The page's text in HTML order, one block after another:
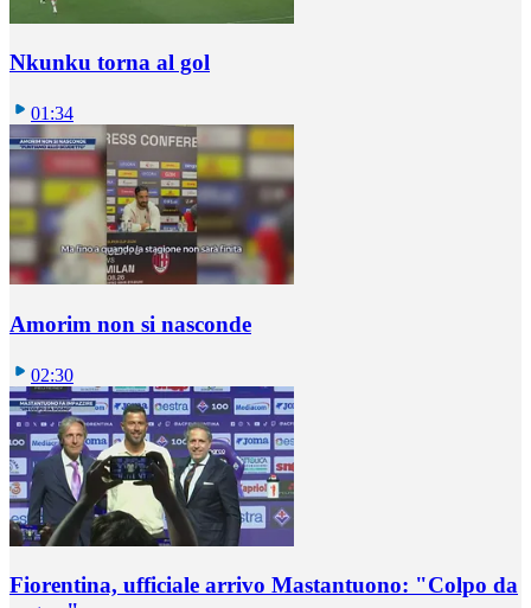
Nkunku torna al gol
01:34
Amorim non si nasconde
02:30
Fiorentina, ufficiale arrivo Mastantuono: "Colpo da